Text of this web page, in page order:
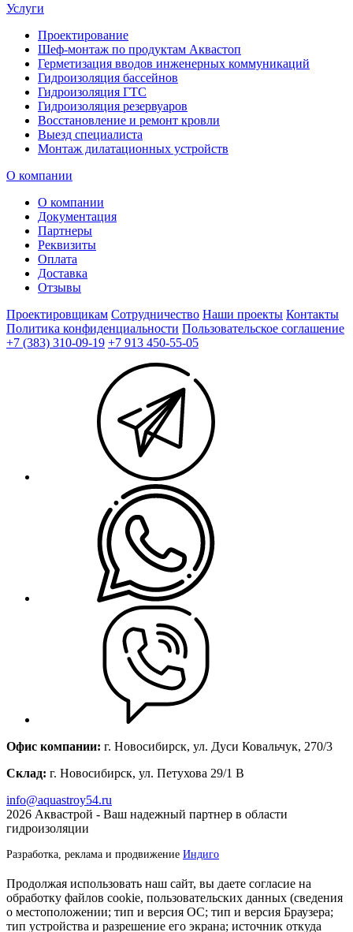
Услуги
Проектирование
Шеф-монтаж по продуктам Аквастоп
Герметизация вводов инженерных коммуникаций
Гидроизоляция бассейнов
Гидроизоляция ГТС
Гидроизоляция резервуаров
Восстановление и ремонт кровли
Выезд специалиста
Монтаж дилатационных устройств
О компании
О компании
Документация
Партнеры
Реквизиты
Оплата
Доставка
Отзывы
Проектировщикам Сотрудничество Наши проекты Контакты
Политика конфиденциальности Пользовательское соглашение
+7 (383) 310-09-19 +7 913 450-55-05
Офис компании: г. Новосибирск, ул. Дуси Ковальчук, 270/3
Склад: г. Новосибирск, ул. Петухова 29/1 В
info@aquastroy54.ru
2026 Аквастрой - Ваш надежный партнер в области
гидроизоляции
Разработка, реклама и продвижение Индиго
Продолжая использовать наш сайт, вы даете согласие на
обработку файлов cookie, пользовательских данных (сведения
о местоположении; тип и версия ОС; тип и версия Браузера;
тип устройства и разрешение его экрана; источник откуда